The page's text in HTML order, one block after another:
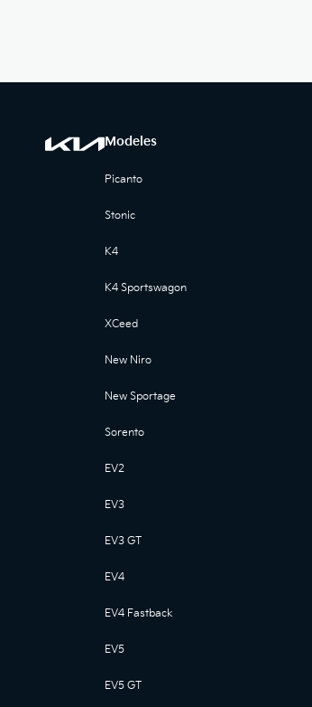
Modeles
Picanto
Stonic
K4
K4 Sportswagon
XCeed
New Niro
New Sportage
Sorento
EV2
EV3
EV3 GT
EV4
EV4 Fastback
EV5
EV5 GT